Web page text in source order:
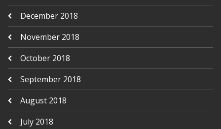
December 2018
November 2018
October 2018
September 2018
August 2018
July 2018